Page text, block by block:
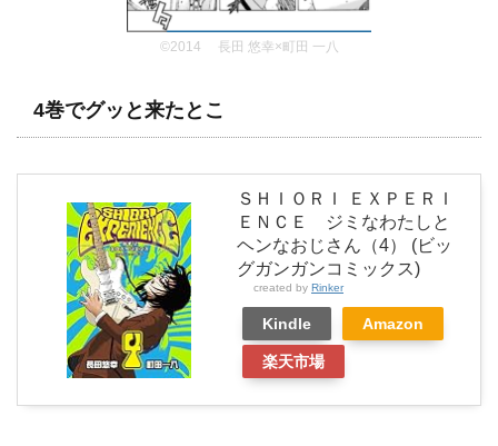
©2014 長田 悠幸×町田 一八
4巻でグッと来たとこ
ＳＨＩＯＲＩ ＥＸＰＥＲＩ
ＥＮＣＥ ジミなわたしと
ヘンなおじさん（4） (ビッ
グガンガンコミックス)
created by Rinker
Kindle Amazon
楽天市場